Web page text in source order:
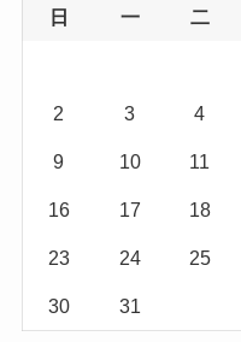
日 一 二
2 3 4
9 10 11
16 17 18
23 24 25
30 31